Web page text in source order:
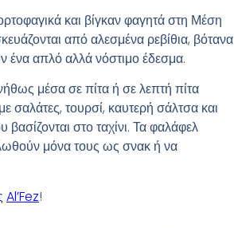
και βίγκαν φαγητά στη Μέση
από αλεσμένα ρεβίθια, βότανα
ένα απλό αλλά νόστιμο έδεσμα.
μέσα σε πίτα ή σε λεπτή πίτα
τουρσί, καυτερή σάλτσα και
στο ταχίνι. Τα φαλάφελ
μόνα τους ως σνακ ή να
Al’Fez!